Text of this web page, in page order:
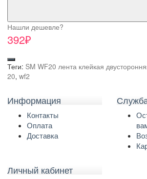
Нашли дешевле?
392₽
Теги: SM WF20 лента клейкая
20, wf2
Информация
Контакты
Оплата
Доставка
Личный кабинет